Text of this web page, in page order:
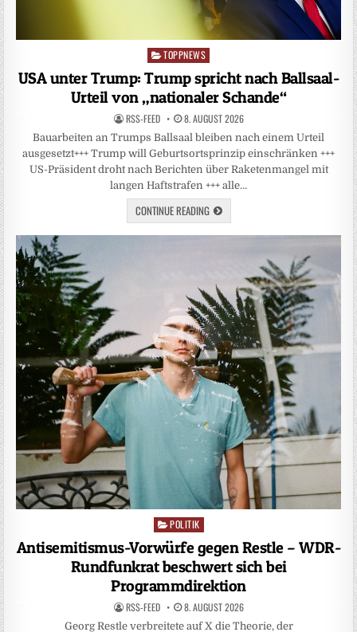
Posted
in
TOPPNEWS
USA unter Trump: Trump spricht nach Ballsaal-
Urteil von „nationaler Schande“
RSS-FEED 8. AUGUST 2026
Bauarbeiten an Trumps Ballsaal bleiben nach einem Urteil
ausgesetzt+++ Trump will Geburtsortsprinzip einschränken +++
US-Präsident droht nach Berichten über Raketenmangel mit
langen Haftstrafen +++ alle…
CONTINUE READING
Posted
POLITIK
Antisemitismus-Vorwürfe gegen Restle – WDR-
Rundfunkrat beschwert sich bei
Programmdirektion
RSS-FEED 8. AUGUST 2026
Georg Restle verbreitete auf X die Theorie, der